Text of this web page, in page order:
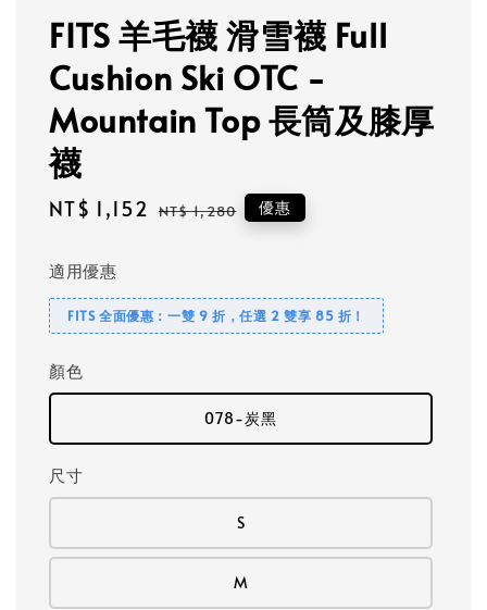
FITS 羊毛襪 滑雪襪 Full
Cushion Ski OTC -
Mountain Top 長筒及膝厚
襪
Sale
NT$ 1,152 Regular
NT$ 1,280 優惠
適用優惠
FITS 全面優惠：一雙 9 折，任選 2 雙享 85 折！
顏色
078-炭黑
尺寸
S
M